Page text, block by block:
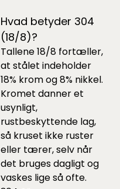
Hvad betyder 304
(18/8)?
Tallene 18/8 fortæller,
at stålet indeholder
18% krom og 8% nikkel.
Kromet danner et
usynligt,
rustbeskyttende lag,
så kruset ikke ruster
eller tærer, selv når
det bruges dagligt og
vaskes lige så ofte.